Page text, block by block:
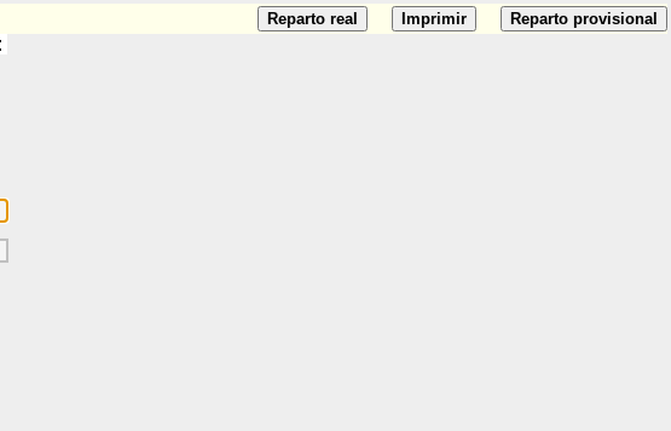
Reparto real Imprimir Reparto provisional